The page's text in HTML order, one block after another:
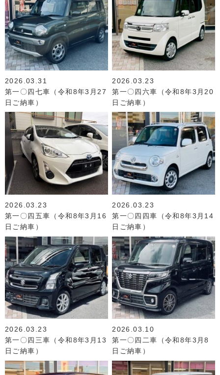
2026.03.31
第一〇四七車（令和8年3月27
日ご納車）
2026.03.23
第一〇四六車（令和8年3月20
日ご納車）
2026.03.23
第一〇四五車（令和8年3月16
日ご納車）
2026.03.23
第一〇四四車（令和8年3月14
日ご納車）
2026.03.23
第一〇四三車（令和8年3月13
日ご納車）
2026.03.10
第一〇四二車（令和8年3月8
日ご納車）